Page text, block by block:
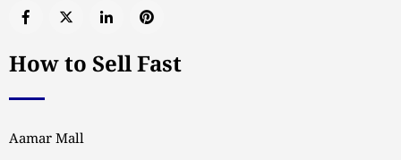
How to Sell Fast
Aamar Mall